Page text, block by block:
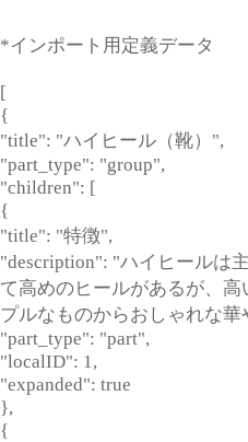
*インポート用定義データ
[
{
"title": "ハイヒール（靴）",
"part_type": "group",
"children": [
{
"title": "特徴",
"description": "ハイヒールは
て高めのヒールがあるが、
プルなものからおしゃれな
"part_type": "part",
"localID": 1,
"expanded": true
},
{